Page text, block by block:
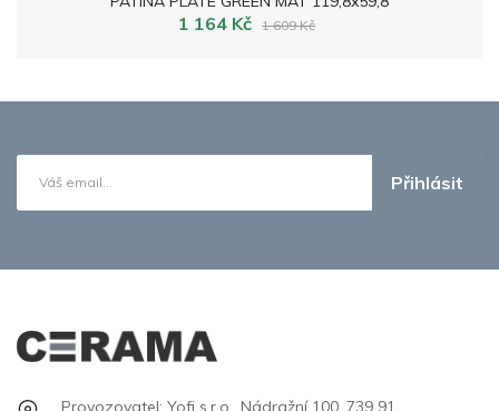
1 164 Kč 1 609 Kč
Přihlásit
Provozovatel: Yofi s.r.o., Nádražní 100, 739 91